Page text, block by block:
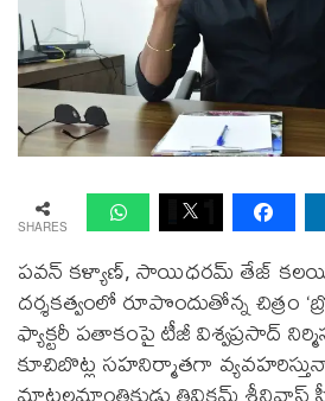
SHARES
పవన్ కళ్యాణ్, సాయిధరమ్ తేజ్
దర్శకత్వంలో రూపొందుతోన్న చిత్రం
ఫ్యాక్టరీ పతాకంపై టీజీ విశ్వప్రసాద్
కూచిబొట్ల సహనిర్మాతగా